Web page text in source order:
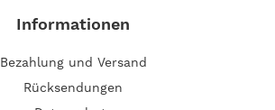
Informationen
Bezahlung und Versand
Rücksendungen